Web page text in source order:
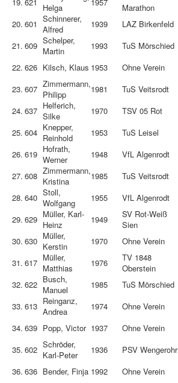
Helga
Marathon
20. 601 Schinnerer,
Alfred
1939 LAZ Birkenfeld
21. 609 Schelper,
Martin
1993 TuS Mörschied
22. 626 Kilsch, Klaus 1953 Ohne Verein
23. 607 Zimmermann,
Philipp
1981 TuS Veitsrodt
24. 637 Helferich,
Silke
1970 TSV 05 Rot
25. 604 Knepper,
Reinhold
1953 TuS Leisel
26. 619 Hofrath,
Werner
1948 VfL Algenrodt
27. 608 Zimmermann,
Kristina
1985 TuS Veitsrodt
28. 640 Stoll,
Wolfgang
1955 VfL Algenrodt
29. 629 Müller, Karl-
Heinz
1949
SV Rot-Weiß
Sien
30. 630 Müller,
Kerstin
1970 Ohne Verein
31. 617 Müller,
Matthias
1976
TV 1848
Oberstein
32. 622 Busch,
Manuel
1985 TuS Mörschied
33. 613 Reinganz,
Andrea
1974 Ohne Verein
34. 639 Popp, Victor 1937 Ohne Verein
35. 602 Schröder,
Karl-Peter
1936 PSV Wengerohr
36. 636 Bender, Finja 1992 Ohne Verein